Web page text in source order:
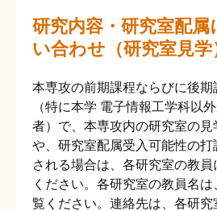
研究内容・研究室配属
い合わせ（研究室見学
本専攻の前期課程ならびに後
（特に本学 電子情報工学科以
者）で、本専攻内の研究室の
や、研究室配属受入可能性の
される場合は、各研究室の教
ください。各研究室の教員名
覧ください。連絡先は、各研